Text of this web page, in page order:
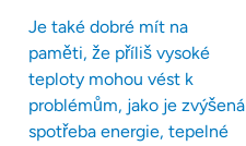
Je také dobré mít na
paměti, že příliš vysoké
teploty mohou vést k
problémům, jako je zvýšená
spotřeba energie, tepelné